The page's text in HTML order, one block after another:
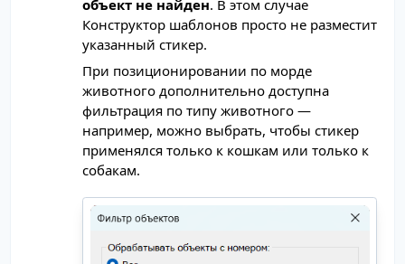
объект не найден. В этом случае
Конструктор шаблонов просто не разместит
указанный стикер.
При позиционировании по морде
животного дополнительно доступна
фильтрация по типу животного —
например, можно выбрать, чтобы стикер
применялся только к кошкам или только к
собакам.